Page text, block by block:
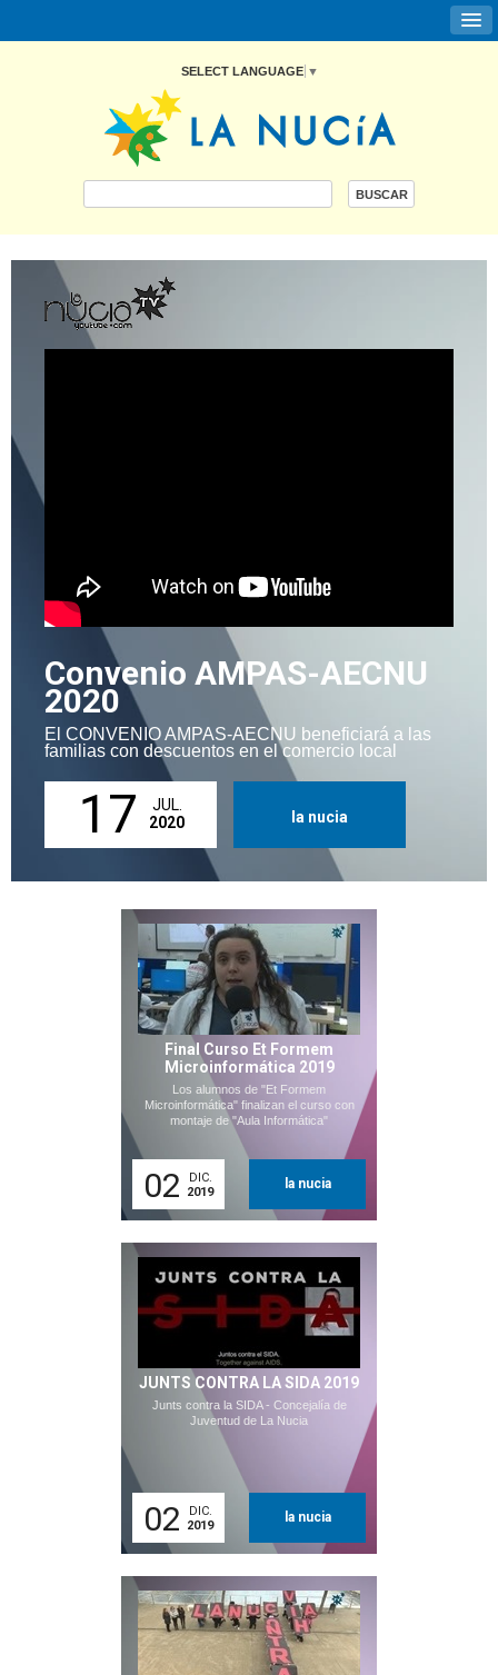
SELECT LANGUAGE ▼
Convenio AMPAS-AECNU
2020
El CONVENIO AMPAS-AECNU beneficiará a las
familias con descuentos en el comercio local
17
JUL.
2020
la nucia
Final Curso Et Formem
Microinformática 2019
Los alumnos de "Et Formem
Microinformática" finalizan el curso con
montaje de "Aula Informática"
02
DIC.
2019
la nucia
JUNTS CONTRA LA SIDA 2019
Junts contra la SIDA - Concejalía de
Juventud de La Nucia
02
DIC.
2019
la nucia